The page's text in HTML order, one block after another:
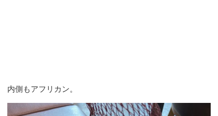
内側もアフリカン。